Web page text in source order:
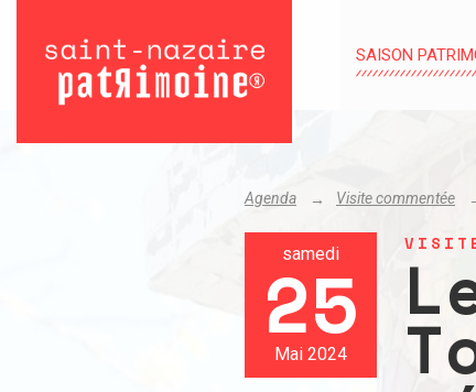
SAISON
Agenda Visite commentée
samedi
25
Mai 2024
VISITE